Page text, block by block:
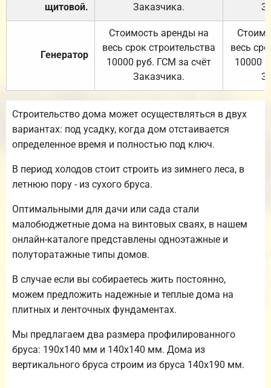
щитовой.
Заказчика.
Генератор
Стоимость аренды на
весь срок строительства
10000 руб. ГСМ за счёт
Заказчика.
весь
10000
Строительство дома может осуществляться в двух
вариантах: под усадку, когда дом отстаивается
определенное время и полностью под ключ.
В период холодов стоит строить из зимнего леса, в
летнюю пору - из сухого бруса.
Оптимальными для дачи или сада стали
малобюджетные дома на винтовых сваях, в нашем
онлайн-каталоге представлены одноэтажные и
полуторатажные типы домов.
В случае если вы собираетесь жить постоянно,
можем предложить надежные и теплые дома на
плитных и ленточных фундаментах.
Мы предлагаем два размера профилированного
бруса: 190х140 мм и 140х140 мм. Дома из
вертикального бруса строим из бруса 140х190 мм.